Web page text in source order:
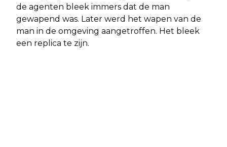
de agenten bleek immers dat de man
gewapend was. Later werd het wapen van de
man in de omgeving aangetroffen. Het bleek
een replica te zijn.